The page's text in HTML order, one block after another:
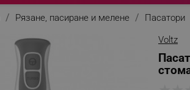
Рязане, пасиране и мелене
Пасатори
Voltz